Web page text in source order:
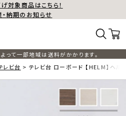
対象商品はこちら！
納期のお知らせ
って一部地域は送料がかかります。
レビ台 テレビ台 ローボード 【HELM】ヘ